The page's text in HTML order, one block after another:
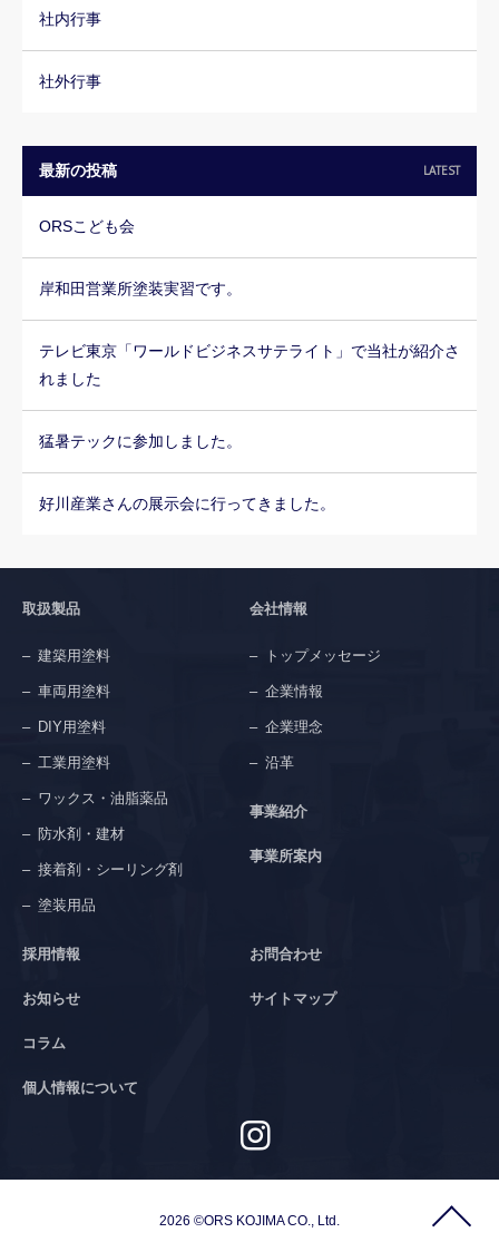
社内行事
社外行事
最新の投稿 LATEST
ORSこども会
岸和田営業所塗装実習です。
テレビ東京「ワールドビジネスサテライト」で当社が紹介さ
れました
猛暑テックに参加しました。
好川産業さんの展示会に行ってきました。
取扱製品
建築用塗料
車両用塗料
DIY用塗料
工業用塗料
ワックス・油脂薬品
防水剤・建材
接着剤・シーリング剤
塗装用品
会社情報
トップメッセージ
企業情報
企業理念
沿革
事業紹介
事業所案内
採用情報
お知らせ
コラム
個人情報について
お問合わせ
サイトマップ
2026 ©ORS KOJIMA CO., Ltd.